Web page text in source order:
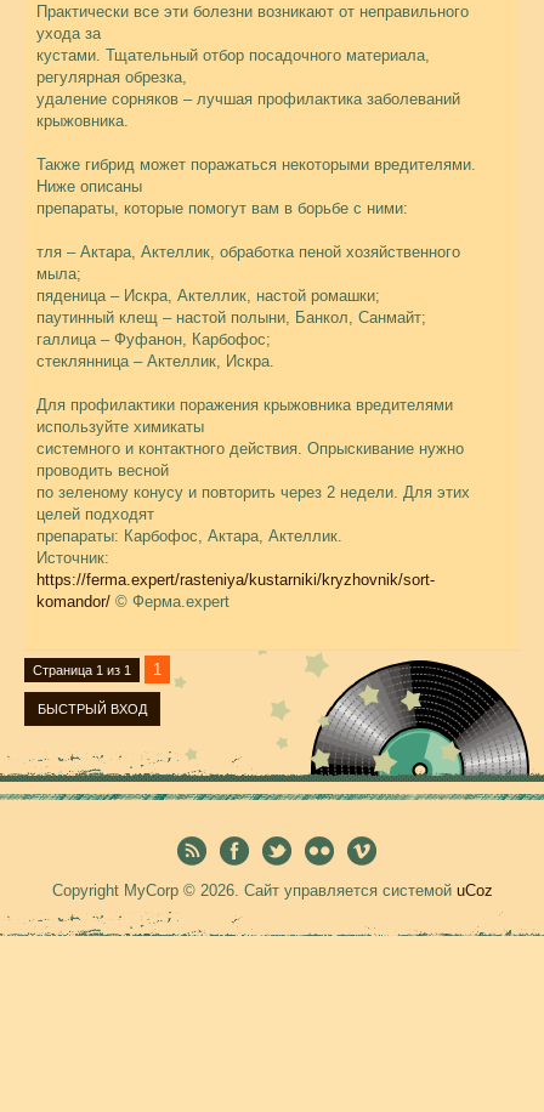
Практически все эти болезни возникают от неправильного
ухода за
кустами. Тщательный отбор посадочного материала,
регулярная обрезка,
удаление сорняков – лучшая профилактика заболеваний
крыжовника.
Также гибрид может поражаться некоторыми вредителями.
Ниже описаны
препараты, которые помогут вам в борьбе с ними:
тля – Актара, Актеллик, обработка пеной хозяйственного
мыла;
пяденица – Искра, Актеллик, настой ромашки;
паутинный клещ – настой полыни, Банкол, Санмайт;
галлица – Фуфанон, Карбофос;
стеклянница – Актеллик, Искра.
Для профилактики поражения крыжовника вредителями
используйте химикаты
системного и контактного действия. Опрыскивание нужно
проводить весной
по зеленому конусу и повторить через 2 недели. Для этих
целей подходят
препараты: Карбофос, Актара, Актеллик.
Источник:
https://ferma.expert/rasteniya/kustarniki/kryzhovnik/sort-
komandor/ © Ферма.expert
Страница 1 из 1 1
Copyright MyCorp © 2026. Сайт управляется системой uCoz